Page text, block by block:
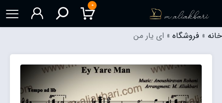
۰
خانه » فروشگاه » ای یار من